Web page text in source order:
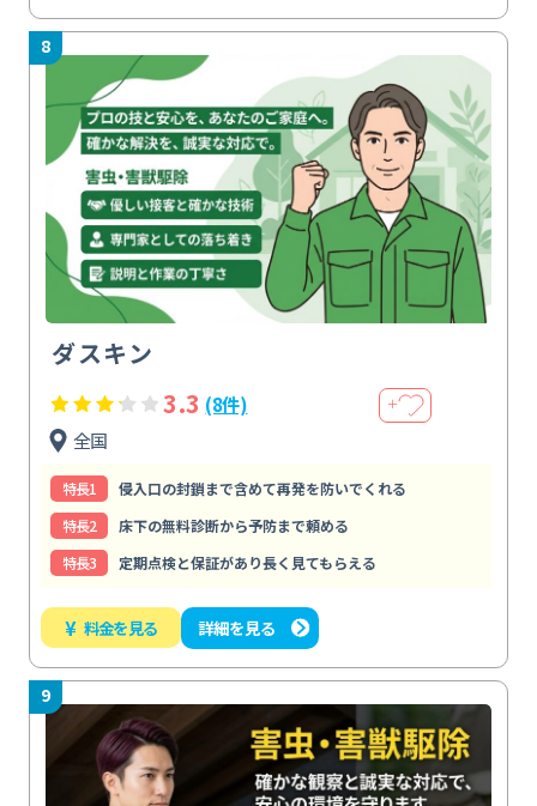
8
ダスキン
3.3 (8件) ＋
全国
特⻑1
侵入口の封鎖まで含めて再発を防いでくれる
特⻑2
床下の無料診断から予防まで頼める
特⻑3
定期点検と保証があり長く見てもらえる
¥ 料金を見る 詳細を見る
9